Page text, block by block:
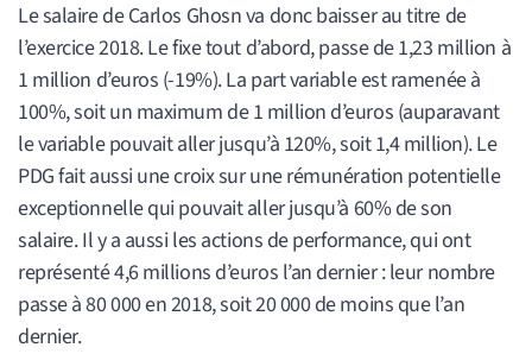
Le salaire de Carlos Ghosn va donc baisser au titre de
l’exercice 2018. Le fixe tout d’abord, passe de 1,23 million à
1 million d’euros (-19%). La part variable est ramenée à
100%, soit un maximum de 1 million d’euros (auparavant
le variable pouvait aller jusqu’à 120%, soit 1,4 million). Le
PDG fait aussi une croix sur une rémunération potentielle
exceptionnelle qui pouvait aller jusqu’à 60% de son
salaire. Il y a aussi les actions de performance, qui ont
représenté 4,6 millions d’euros l’an dernier : leur nombre
passe à 80 000 en 2018, soit 20 000 de moins que l’an
dernier.